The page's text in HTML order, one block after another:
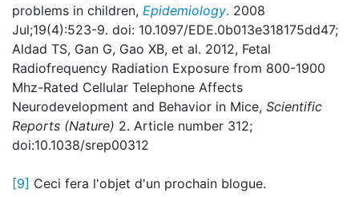
problems in children, Epidemiology. 2008
Jul;19(4):523-9. doi: 10.1097/EDE.0b013e318175dd47;
Aldad TS, Gan G, Gao XB, et al. 2012, Fetal
Radiofrequency Radiation Exposure from 800-1900
Mhz-Rated Cellular Telephone Affects
Neurodevelopment and Behavior in Mice, Scientific
Reports (Nature) 2. Article number 312;
doi:10.1038/srep00312
[9] Ceci fera l'objet d'un prochain blogue.